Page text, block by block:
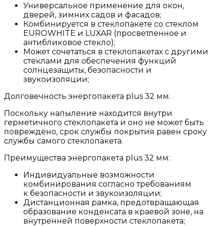
Универсальное применение для окон,
дверей, зимних садов и фасадов;
Комбинируется в стеклопакете со стеклом
EUROWHITE и LUXAR (просветленное и
антибликовое стекло);
Может сочетаться в стеклопакетах с другими
стеклами для обеспечения функций
солнцезащиты, безопасности и
звукоизоляции;
Долговечность энергопакета plus 32 мм.
Поскольку напыление находится внутри
герметичного стеклопакета и оно не может быть
повреждено, срок службы покрытия равен сроку
службы самого стеклопакета.
Преимущества энергопакета plus 32 мм:
Индивидуальные возможности
комбинирования согласно требованиям
к безопасности и звукоизоляции;
Дистанционная рамка, предотвращающая
образование конденсата в краевой зоне, на
внутренней поверхности стеклопакета;